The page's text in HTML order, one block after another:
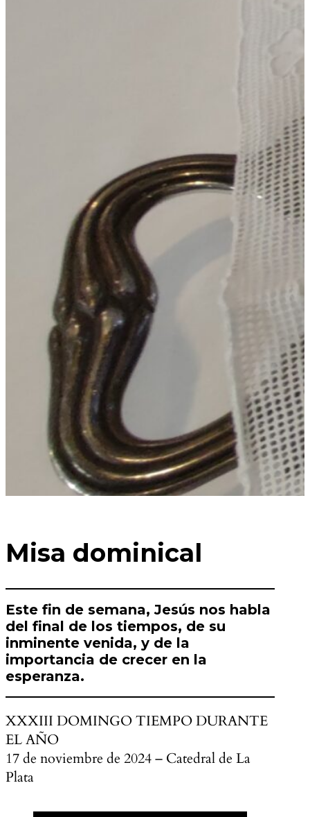
Misa dominical
Este fin de semana, Jesús nos habla
del final de los tiempos, de su
inminente venida, y de la
importancia de crecer en la
esperanza.
XXXIII DOMINGO TIEMPO DURANTE
EL AÑO
17 de noviembre de 2024 – Catedral de La
Plata